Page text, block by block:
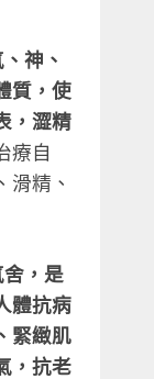
神、
質，使
，澀精
療自
滑精、
，是
體抗病
緊緻肌
，抗老